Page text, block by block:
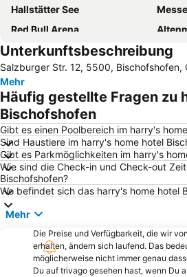
Hallstätter See
Red Bull Arena
Kehlsteinhaus
St.
Nationalpark Berchtesgaden
Kitzsteinhorn
Almenwelt Lofer
Hochkönigs Winterreich - Mühlbach Dienten Maria Alm
Mondsee
Rupertus Therme
Ramsau am Dachstein
Reiteralm
Skigebiet Sportwelt Amadé
Filzmoos
Zoo Salzburg
Unterkunftsbeschreibung
Salzburger Str. 12, 5500, Bischofshofen,
Mehr
Häufig gestellte Fragen zu
Bischofshofen
Gibt es einen Poolbereich im harry's
Sind Haustiere im harry's home hotel
Gibt es Parkmöglichkeiten im harry's
Wie sind die Check-in und Check-out
Bischofshofen?
Wo befindet sich das harry's home hotel
Mehr
Die Preise und Verfügbarkeit, die wir
erhalten, ändern sich laufend. Das
möglicherweise nicht immer genau
Du auf trivago gesehen hast, wenn Du